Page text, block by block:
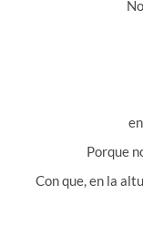
Porque
Con que, en la